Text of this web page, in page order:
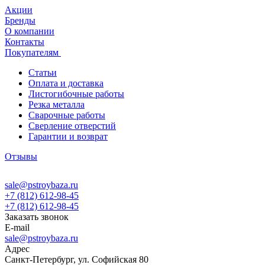
Акции
Бренды
О компании
Контакты
Покупателям
Статьи
Оплата и доставка
Листогибочные работы
Резка металла
Сварочные работы
Сверление отверстий
Гарантии и возврат
Отзывы
sale@pstroybaza.ru
+7 (812) 612-98-45
+7 (812) 612-98-45
Заказать звонок
E-mail
sale@pstroybaza.ru
Адрес
Санкт-Петербург, ул. Софийская 80